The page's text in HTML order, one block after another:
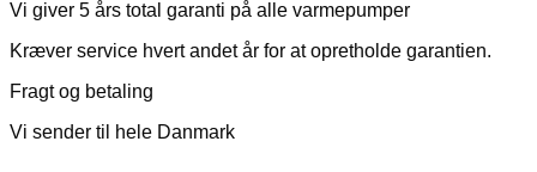
Vi giver 5 års total garanti på alle varmepumper
Kræver service hvert andet år for at opretholde garantien.
Fragt og betaling
Vi sender til hele Danmark